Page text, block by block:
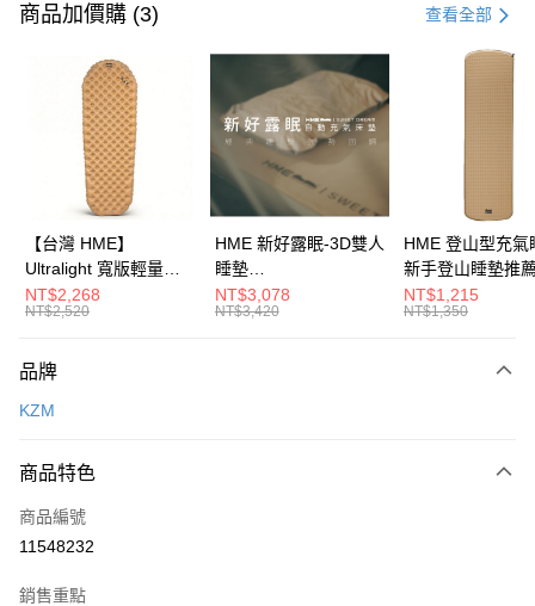
信用卡一次付款
信用卡分期付款
3 期 0 利率 每期 NT$14,200
合作金庫商業銀行
第一商業銀行
華南商業銀行
彰化商業銀行
上海商業儲蓄銀行
台北富邦商業銀行
國泰世華商業銀行
兆豐國際商業銀行
臺灣中小企業銀行
台中商業銀行
匯豐（台灣）商業銀行
華泰商業銀行
聯邦商業銀行
元大商業銀行
台灣樂天信用卡公司
LINE Pay
Apple Pay
運送方式
離島宅配
付款後門市自取
免運費
順豐貨運海外配送(運費買家自付，順豐交貨並收取運費)
商品加價購 (3) 查看全部
【台灣 HME】
Ultralight 寬版輕量獨
立氣筒睡墊 AI7212-
256R-1SC8(RW) 8cm
NT$2,268
NT$2,520
HME 新好露眠-3D雙人
睡墊
132CM/104CM/66CM
NT$3,078
NT$3,420
HME 登山型充氣
新手登山睡墊推
H720-201R 沙色
NT$1,215
NT$1,350
品牌
KZM
商品特色
商品編號
11548232
銷售重點